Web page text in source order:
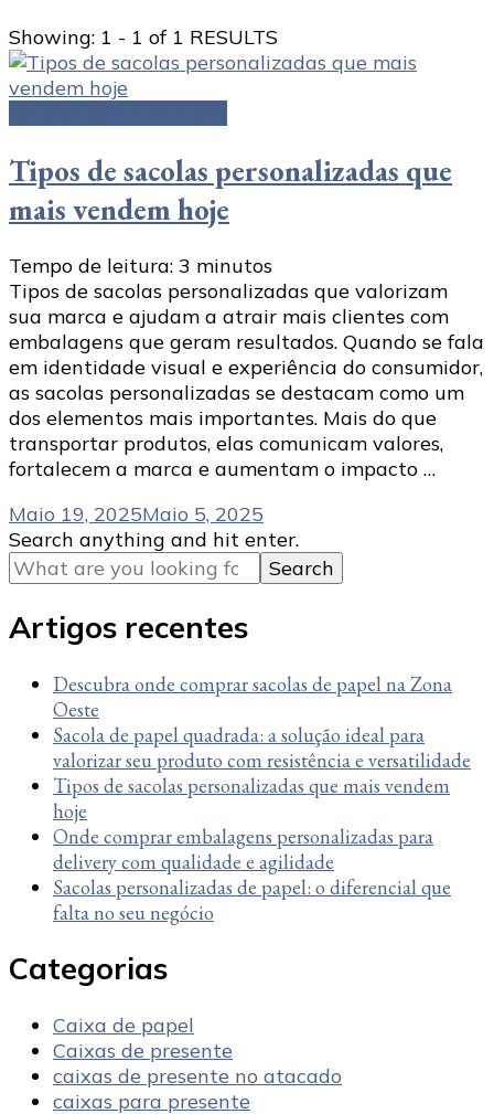
Showing: 1 - 1 of 1 RESULTS
Tipos de sacolas personalizadas que
mais vendem hoje
Tempo de leitura: 3 minutos
Tipos de sacolas personalizadas que valorizam
sua marca e ajudam a atrair mais clientes com
embalagens que geram resultados. Quando se fala
em identidade visual e experiência do consumidor,
as sacolas personalizadas se destacam como um
dos elementos mais importantes. Mais do que
transportar produtos, elas comunicam valores,
fortalecem a marca e aumentam o impacto …
Maio 19, 2025Maio 5, 2025
Looking
for
Something?
Search anything and hit enter.
Artigos recentes
Descubra onde comprar sacolas de papel na Zona
Oeste
Sacola de papel quadrada: a solução ideal para
valorizar seu produto com resistência e versatilidade
Tipos de sacolas personalizadas que mais vendem
hoje
Onde comprar embalagens personalizadas para
delivery com qualidade e agilidade
Sacolas personalizadas de papel: o diferencial que
falta no seu negócio
Categorias
Caixa de papel
Caixas de presente
caixas de presente no atacado
caixas para presente